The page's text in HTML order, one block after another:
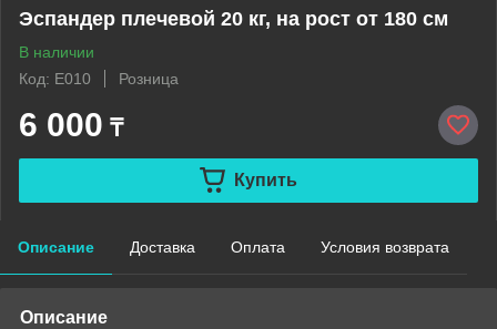
Эспандер плечевой 20 кг, на рост от 180 см
В наличии
Код: E010
Розница
6 000 ₸
Купить
Описание Доставка Оплата Условия возврата
Описание